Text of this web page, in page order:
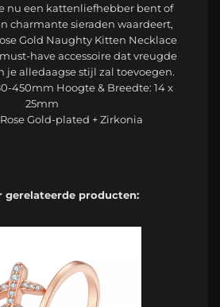
nu een kattenliefhebber bent of
charmante sieraden waardeert,
Gold Naughty Kitten Necklace
must-have accessoire dat vreugde
je alledaagse stijl zal toevoegen.
450mm Hoogte & Breedte: 14 x
25mm
Gold-plated + Zirkonia
gerelateerde producten: